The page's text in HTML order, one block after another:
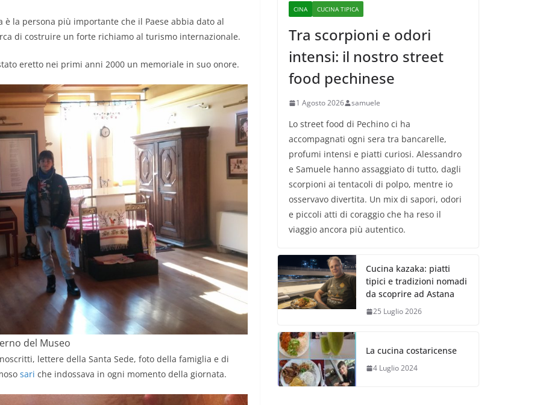
la persona più importante che il Paese abbia dato al
di costruire un forte richiamo al turismo internazionale.
eretto nei primi anni 2000 un memoriale in suo onore.
del Museo
lettere della Santa Sede, foto della famiglia e di
sari che indossava in ogni momento della giornata.
CINA CUCINA TIPICA
Tra scorpioni e odori
intensi: il nostro street
food pechinese
1 Agosto 2026 samuele
Lo street food di Pechino ci ha
accompagnati ogni sera tra bancarelle,
profumi intensi e piatti curiosi. Alessandro
e Samuele hanno assaggiato di tutto, dagli
scorpioni ai tentacoli di polpo, mentre io
osservavo divertita. Un mix di sapori, odori
e piccoli atti di coraggio che ha reso il
viaggio ancora più autentico.
Cucina kazaka: piatti
tipici e tradizioni nomadi
da scoprire ad Astana
25 Luglio 2026
La cucina costaricense
4 Luglio 2024